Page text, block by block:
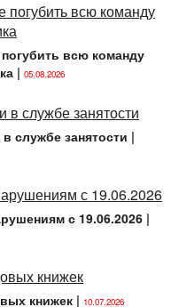
всю команду
| 05.08.2026
службе занятости |
с 19.06.2026 |
книжек | 10.07.2026